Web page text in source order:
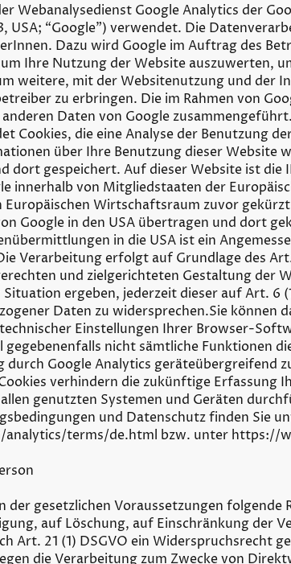
Webanalysedienst Google Analytics der
USA; “Google”) verwendet. Die
Dazu wird Google im Auftrag des
Ihre Nutzung der Website auszuwerten,
weitere, mit der Websitenutzung und der
zu erbringen. Die im Rahmen von
Daten von Google zusammengeführt.
Cookies, die eine Analyse der Benutzung
über Ihre Benutzung dieser Website
dort gespeichert. Auf dieser Website ist
innerhalb von Mitgliedstaaten der
Europäischen Wirtschaftsraum zuvor
Google in den USA übertragen und dort
in die USA ist ein
Verarbeitung erfolgt auf Grundlage des
und zielgerichteten Gestaltung der
ergeben, jederzeit dieser auf Art. 6
Daten zu widersprechen.Sie können
Einstellungen Ihrer Browser-
gegebenenfalls nicht sämtliche Funktionen
durch Google Analytics geräteübergreifend
verhindern die zukünftige Erfassung
genutzten Systemen und Geräten
und Datenschutz finden Sie
terms/de.html bzw. unter https://
der gesetzlichen Voraussetzungen folgende
auf Löschung, auf Einschränkung der
Art. 21 (1) DSGVO ein Widerspruchsrecht
die Verarbeitung zum Zwecke von